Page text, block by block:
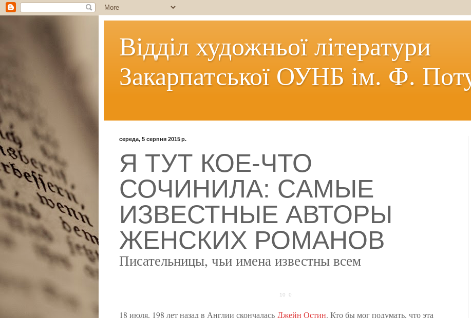
Відділ художньої літератури
Закарпатської ОУНБ ім. Ф.
середа, 5 серпня 2015 р.
Я ТУТ КОЕ-ЧТО
СОЧИНИЛА: CАМЫЕ
ИЗВЕСТНЫЕ АВТОРЫ
ЖЕНСКИХ РОМАНОВ
Писательницы, чьи имена известны всем
10 0
18 июля, 198 лет назад в Англии скончалась Джейн Остин. Кто бы мог подумать, что эта